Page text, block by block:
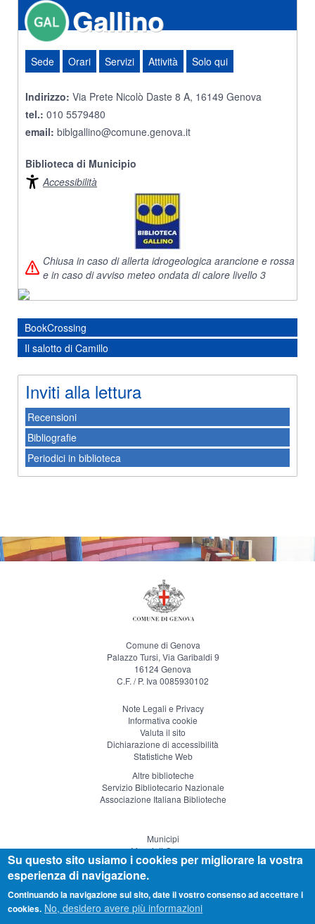
Gallino
Sede Orari Servizi Attività Solo qui
Indirizzo: Via Prete Nicolò Daste 8 A, 16149 Genova
tel.: 010 5579480
email: biblgallino@comune.genova.it
Biblioteca di Municipio
Accessibilità
Chiusa in caso di allerta idrogeologica arancione e rossa
e in caso di avviso meteo ondata di calore livello 3
BookCrossing
Il salotto di Camillo
Inviti alla lettura
Recensioni
Bibliografie
Periodici in biblioteca
Comune di Genova
Palazzo Tursi, Via Garibaldi 9
16124 Genova
C.F. / P. Iva 0085930102
Note Legali e Privacy
Informativa cookie
Valuta il sito
Dichiarazione di accessibilità
Statistiche Web
Altre biblioteche
Servizio Bibliotecario Nazionale
Associazione Italiana Biblioteche
Municipi
Musei di Genova
Genova Teatro
Visitgenoa
Su questo sito usiamo i cookies per migliorare la vostra
esperienza di navigazione.
Continuando la navigazione sul sito, date il vostro consenso ad accettare i
cookies. No, desidero avere più informazioni